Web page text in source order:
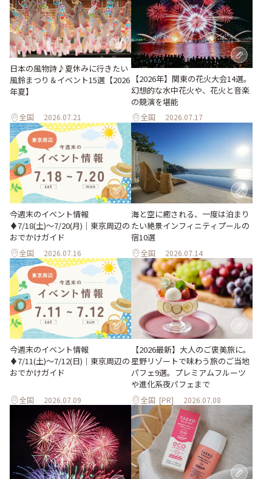
日本の風物詩♪夏休みに行きたい
風鈴まつり＆イベント15選【2026
年夏】
全国 2026.07.21
【2026年】関東の花火大会14選。
幻想的な水中花火や、花火と音楽
の競演を堪能
全国 2026.07.17
今週末のイベント情報
♦︎7/18(土)〜7/20(月)｜東京周辺の
おでかけガイド
全国 2026.07.16
海と空に癒される、一度は泊まり
たい絶景インフィニティプールの
宿10選
全国 2026.07.14
今週末のイベント情報
♦︎7/11(土)〜7/12(日)｜東京周辺の
おでかけガイド
全国 2026.07.09
【2026最新】大人のご褒美旅に。
星野リゾートで味わう旅のご当地
パフェ9選。プレミアムフルーツ
や進化系夜パフェまで
全国 [PR] 2026.07.08